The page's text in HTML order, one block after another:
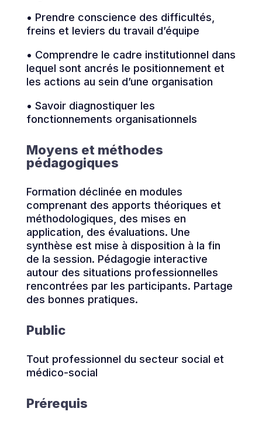
• Prendre conscience des difficultés,
freins et leviers du travail d’équipe
• Comprendre le cadre institutionnel dans
lequel sont ancrés le positionnement et
les actions au sein d’une organisation
• Savoir diagnostiquer les
fonctionnements organisationnels
Moyens et méthodes
pédagogiques
Formation déclinée en modules
comprenant des apports théoriques et
méthodologiques, des mises en
application, des évaluations. Une
synthèse est mise à disposition à la fin
de la session. Pédagogie interactive
autour des situations professionnelles
rencontrées par les participants. Partage
des bonnes pratiques.
Public
Tout professionnel du secteur social et
médico-social
Prérequis